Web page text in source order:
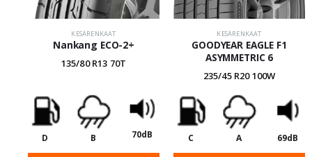
KESÄRENKAAT
Nankang ECO-2+
135/80 R13 70T
D B 70dB
KESÄRENKAAT
GOODYEAR EAGLE F1
ASYMMETRIC 6
235/45 R20 100W
C A 69dB